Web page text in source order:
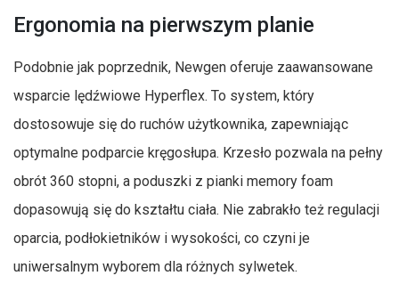
Ergonomia na pierwszym planie
Podobnie jak poprzednik, Newgen oferuje zaawansowane
wsparcie lędźwiowe Hyperflex. To system, który
dostosowuje się do ruchów użytkownika, zapewniając
optymalne podparcie kręgosłupa. Krzesło pozwala na pełny
obrót 360 stopni, a poduszki z pianki memory foam
dopasowują się do kształtu ciała. Nie zabrakło też regulacji
oparcia, podłokietników i wysokości, co czyni je
uniwersalnym wyborem dla różnych sylwetek.